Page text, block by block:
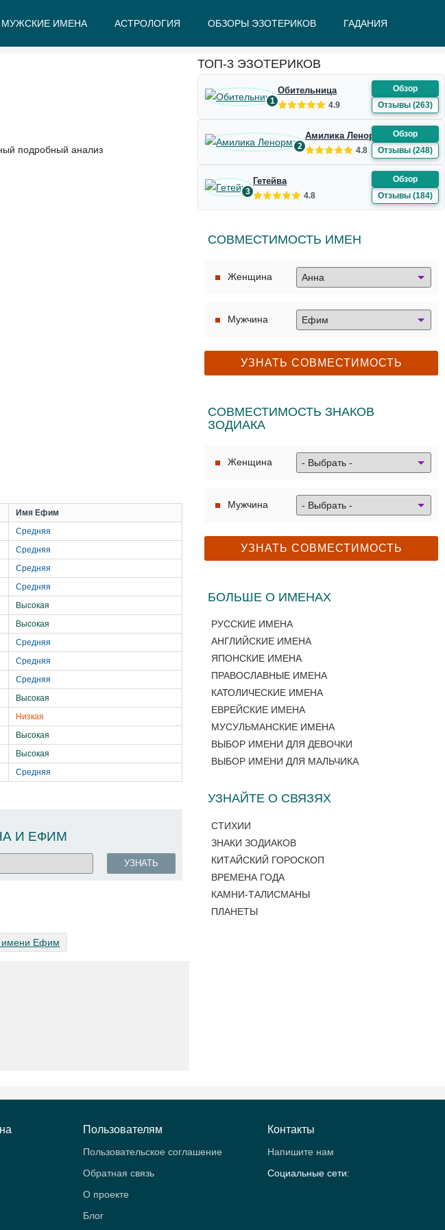
МУЖСКИЕ ИМЕНА АСТРОЛОГИЯ ОБЗОРЫ ЭЗОТЕРИКОВ ГАДАНИЯ
подробный анализ
Имя Ефим
Средняя
Средняя
Средняя
Средняя
Высокая
Высокая
Средняя
Средняя
Средняя
Высокая
Низкая
Высокая
Высокая
Средняя
И ЕФИМ
УЗНАТЬ
имени Ефим
ТОП-3 ЭЗОТЕРИКОВ
1
Обительница
4.9
Обзор
Отзывы (263)
2
Амилика Ленорман
4.8
Обзор
Отзывы (248)
3
Гетейва
4.8
Обзор
Отзывы (184)
СОВМЕСТИМОСТЬ ИМЕН
Женщина
Мужчина
СОВМЕСТИМОСТЬ ЗНАКОВ
ЗОДИАКА
Женщина
Мужчина
БОЛЬШЕ О ИМЕНАХ
РУССКИЕ ИМЕНА
АНГЛИЙСКИЕ ИМЕНА
ЯПОНСКИЕ ИМЕНА
ПРАВОСЛАВНЫЕ ИМЕНА
КАТОЛИЧЕСКИЕ ИМЕНА
ЕВРЕЙСКИЕ ИМЕНА
МУСУЛЬМАНСКИЕ ИМЕНА
ВЫБОР ИМЕНИ ДЛЯ ДЕВОЧКИ
ВЫБОР ИМЕНИ ДЛЯ МАЛЬЧИКА
УЗНАЙТЕ О СВЯЗЯХ
СТИХИИ
ЗНАКИ ЗОДИАКОВ
КИТАЙСКИЙ ГОРОСКОП
ВРЕМЕНА ГОДА
КАМНИ-ТАЛИСМАНЫ
ПЛАНЕТЫ
Пользователям
Пользовательское соглашение
Обратная связь
О проекте
Блог
Контакты
Напишите нам
Социальные сети: